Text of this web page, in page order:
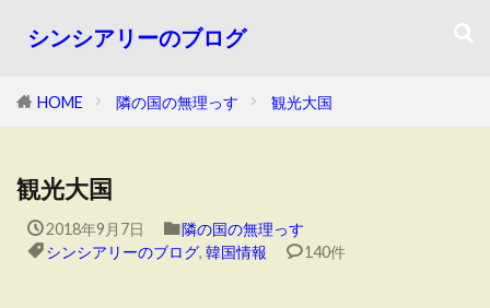
シンシアリーのブログ
HOME 隣の国の無理っす 観光大国
観光大国
2018年9月7日
隣の国の無理っす
シンシアリーのブログ, 韓国情報 140件